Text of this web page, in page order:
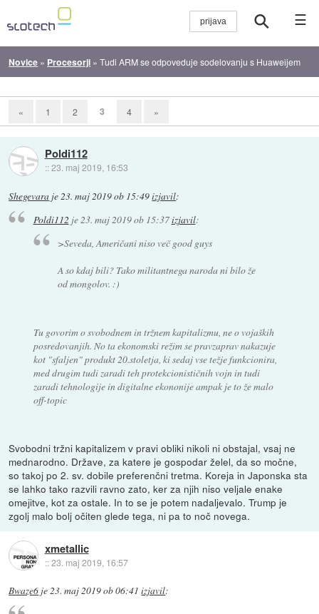
☰
Novice » Procesorji »Tudi ARM se odpoveduje sodelovanju s Huaweijem
« 1 2 3 4 »
Poldi112
::23. maj 2019, 16:53
Shegevara je23. maj 2019 ob 15:49izjavil:
Poldi112je23. maj 2019 ob 15:37izjavil:
>Seveda, Američani niso več good guys
A so kdaj bili? Tako militantnega naroda ni bilo že
od mongolov. :)
Tu govorim o svobodnem in tržnem kapitalizmu, ne o vojaških
posredovanjih. No ta ekonomski režim se pravzaprav nakazuje
kot "sfaljen" produkt 20.stoletja, ki sedaj vse težje funkcionira,
med drugim tudi zaradi teh protekcionističnih vojn in tudi
zaradi tehnologije in digitalne ekononije ampak je to že malo
off-topic
Svobodni tržni kapitalizem v pravi obliki nikoli ni obstajal, vsaj ne
mednarodno. Države, za katere je gospodar želel, da so močne,
so takoj po 2. sv. dobile preferenčni tretma. Koreja in Japonska sta
se lahko tako razvili ravno zato, ker za njih niso veljale enake
omejitve, kot za ostale. In to se je potem nadaljevalo. Trump je
zgolj malo bolj očiten glede tega, ni pa to noč novega.
xmetallic
::23. maj 2019, 16:57
Bwaze6 je23. maj 2019 ob 06:41 izjavil: